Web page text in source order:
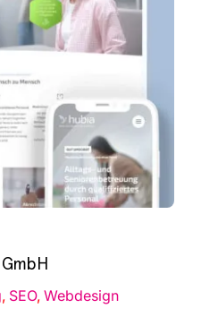
, SEO, Web­de­sign